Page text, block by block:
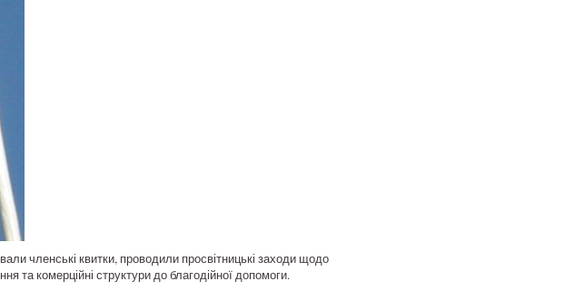
членські квитки, проводили просвітницькі заходи щодо
та комерційні структури до благодійної допомоги.